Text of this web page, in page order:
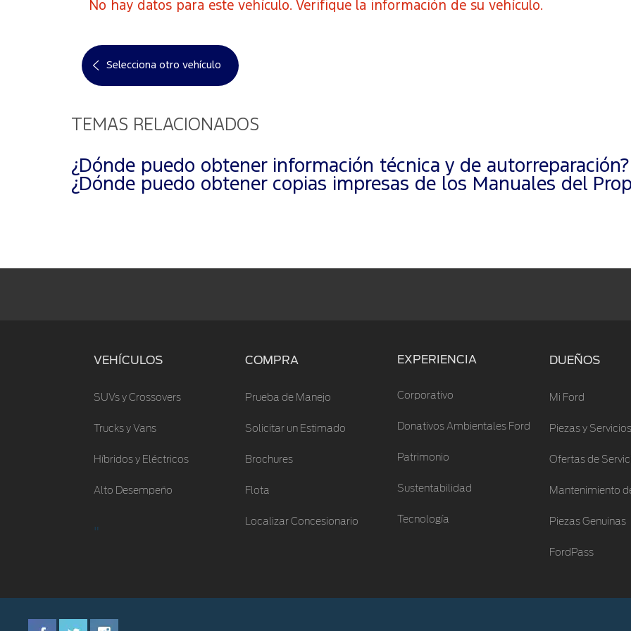
No hay datos para este vehículo. Verifique la información de su vehículo.
Selecciona otro vehículo
TEMAS RELACIONADOS
¿Dónde puedo obtener información técnica y de autorreparación?
¿Dónde puedo obtener copias impresas de los Manuales del
VEHÍCULOS
SUVs y Crossovers
Trucks y Vans
Híbridos y Eléctricos
Alto Desempeño
"
COMPRA
Prueba de Manejo
Solicitar un Estimado
Brochures
Flota
Localizar Concesionario
EXPERIENCIA
Corporativo
Donativos Ambientales Ford
Patrimonio
Sustentabilidad
Tecnología
DUEÑOS
Mi Ford
Piezas y Servicios
Ofertas de
Mantenimiento
Piezas Genuinas
FordPass